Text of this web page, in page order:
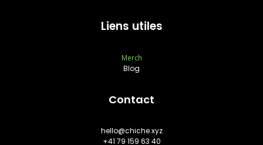
Liens utiles
Contact
Merch
Blog
hello@chiche.xyz
+41 79 159 63 40